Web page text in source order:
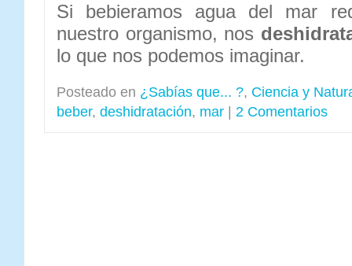
Si bebieramos agua del mar
nuestro organismo, nos
lo que nos podemos imaginar.
Posteado en ¿Sabías que... ?, Ciencia y
beber, deshidratación, mar 2 Comentarios